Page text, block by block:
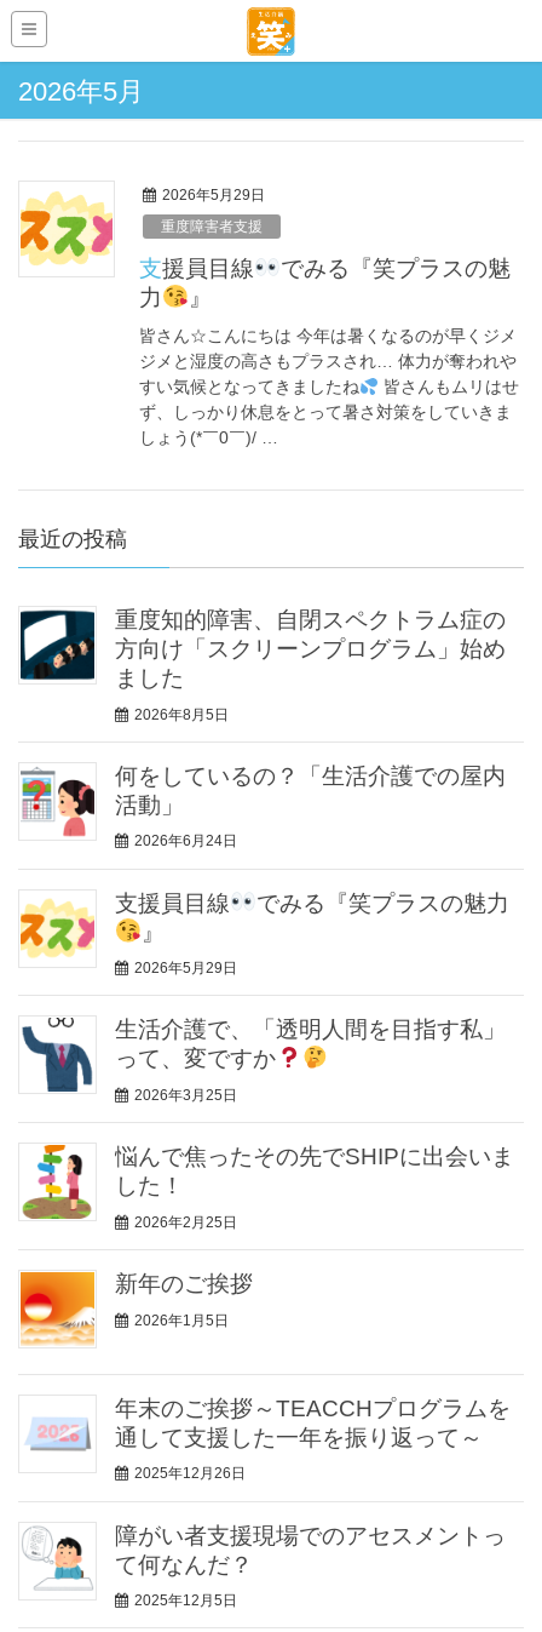
2026年5月
2026年5月29日
重度障害者支援
支援員目線
でみる『笑プラスの魅
力
』
皆さん☆こんにちは 今年は暑くなるのが早くジメ
ジメと湿度の高さもプラスされ… 体力が奪われや
すい気候となってきましたね
皆さんもムリはせ
ず、しっかり休息をとって暑さ対策をしていきま
しょう(*￣0￣)/ …
最近の投稿
重度知的障害、自閉スペクトラム症の
方向け「スクリーンプログラム」始め
ました
2026年8月5日
何をしているの？「生活介護での屋内
活動」
2026年6月24日
支援員目線
でみる『笑プラスの魅力
』
2026年5月29日
生活介護で、「透明人間を目指す私」
って、変ですか
2026年3月25日
悩んで焦ったその先でSHIPに出会いま
した！
2026年2月25日
新年のご挨拶
2026年1月5日
年末のご挨拶～TEACCHプログラムを
通して支援した一年を振り返って～
2025年12月26日
障がい者支援現場でのアセスメントっ
て何なんだ？
2025年12月5日